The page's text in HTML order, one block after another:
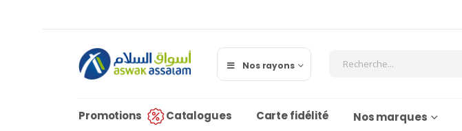
Nos rayons
Promotions Catalogues Carte fidélité Nos marques